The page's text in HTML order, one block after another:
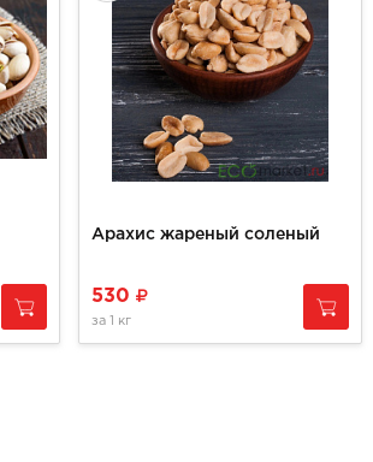
Арахис жареный соленый
530
за 1 кг